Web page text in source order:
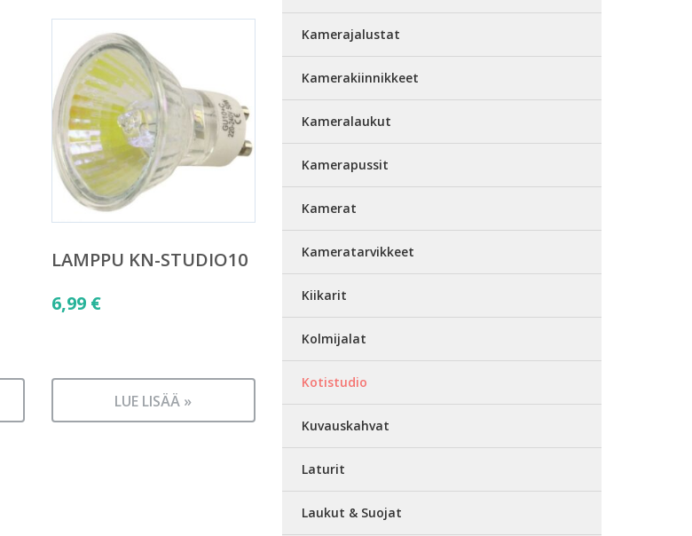
LAMPPU KN-STUDIO10
6,99 €
LUE LISÄÄ »
Kamerajalustat
Kamerakiinnikkeet
Kameralaukut
Kamerapussit
Kamerat
Kameratarvikkeet
Kiikarit
Kolmijalat
Kotistudio
Kuvauskahvat
Laturit
Laukut & Suojat